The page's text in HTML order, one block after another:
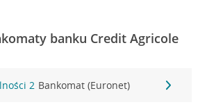
banku Credit Agricole
2 Bankomat (Euronet)